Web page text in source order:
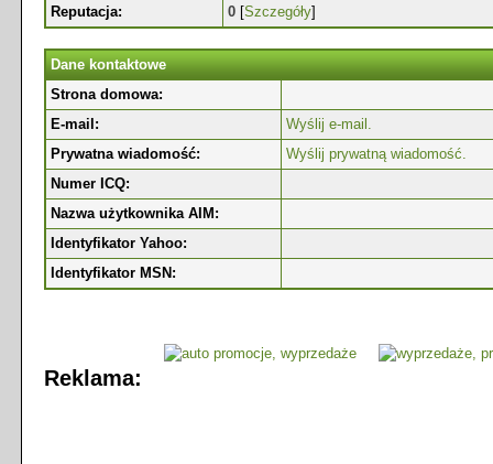
Reputacja: 0 [Szczegóły]
Dane kontaktowe
Strona domowa:
E-mail:
Wyślij e-mail.
Prywatna wiadomość:
Wyślij prywatną wiadomość.
Numer ICQ:
Nazwa użytkownika AIM:
Identyfikator Yahoo:
Identyfikator MSN:
Reklama: